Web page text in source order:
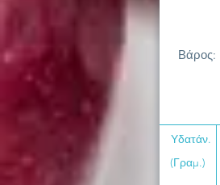
Βάρος:
Υδατάν.
(Γραμ.)